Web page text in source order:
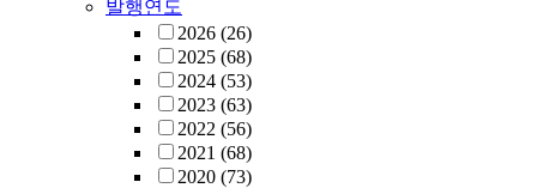
발행연도
2026 (26)
2025 (68)
2024 (53)
2023 (63)
2022 (56)
2021 (68)
2020 (73)